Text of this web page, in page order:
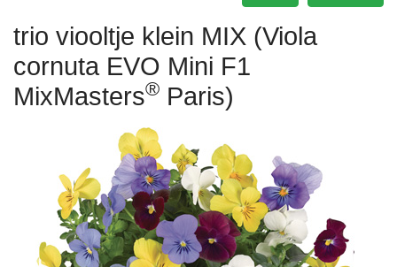
trio viooltje klein MIX (Viola
cornuta EVO Mini F1
MixMasters® Paris)